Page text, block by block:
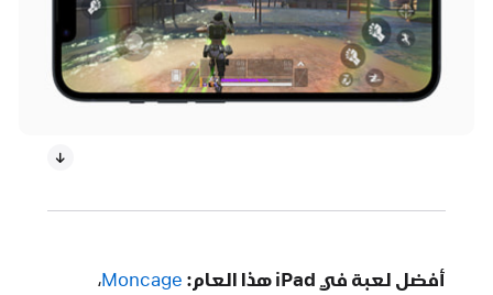
أفضل لعبة في iPad هذا العام: Moncage‏،